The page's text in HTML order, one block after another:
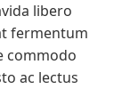
libero
fermentum
commodo
ac lectus